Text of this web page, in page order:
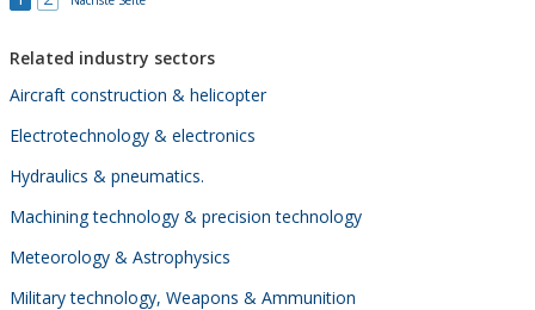
Related industry sectors
Aircraft construction & helicopter
Electrotechnology & electronics
Hydraulics & pneumatics.
Machining technology & precision technology
Meteorology & Astrophysics
Military technology, Weapons & Ammunition